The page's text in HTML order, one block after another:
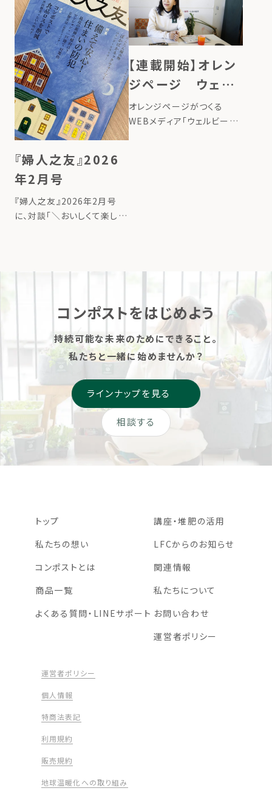
環型ライフスタイルへの転換
に向 […]
『自然環境の再生と同時に、
社会と私たち自身もすこやか
さを取り戻す仕組みをつくる
こと』を「リジェネラティブデ
ザイン […]
『婦人之友』2026
年2月号
『婦人之友』2026年2月号
に、対談「＼おいしくて楽しい
【連載開始】オレン
ジページ ウェル
ビーイング100
オレンジページがつくる
WEBメディア「ウェルビーイ
コンポストをはじめよう
持続可能な未来のためにできること。
私たちと一緒に始めませんか？
相談する
ラインナップを見る
トップ
私たちの想い
コンポストとは
商品一覧
よくある質問・LINEサポート
講座・堆肥の活用
LFCからのお知らせ
関連情報
私たちについて
お問い合わせ
運営者ポリシー
運営者ポリシー
個人情報
特商法表記
利用規約
販売規約
地球温暖化への取り組み